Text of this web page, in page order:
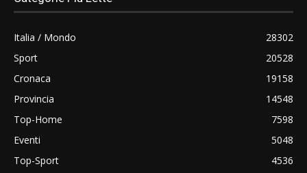
Italia / Mondo
28302
Sport
20528
Cronaca
19158
Provincia
14548
Top-Home
7598
Eventi
5048
Top-Sport
4536